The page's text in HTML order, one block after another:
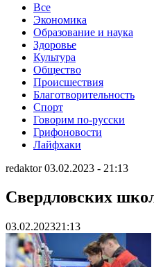
Все
Экономика
Образование и наука
Здоровье
Культура
Общество
Происшествия
Благотворительность
Спорт
Говорим по-русски
Грифоновости
Лайфхаки
redaktor 03.02.2023 - 21:13
Свердловских
03.02.202321:13